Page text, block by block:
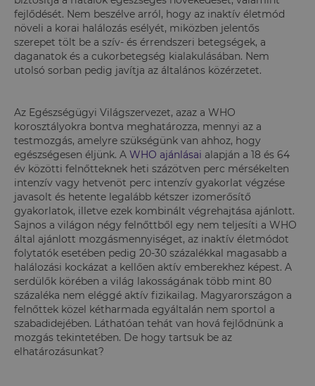
fejlődését. Nem beszélve arról, hogy az inaktív életmód
növeli a korai halálozás esélyét, miközben jelentős
szerepet tölt be a szív- és érrendszeri betegségek, a
daganatok és a cukorbetegség kialakulásában. Nem
utolsó sorban pedig javítja az általános közérzetet.
Az Egészségügyi Világszervezet, azaz a WHO
korosztályokra bontva meghatározza, mennyi az a
testmozgás, amelyre szükségünk van ahhoz, hogy
egészségesen éljünk. A WHO ajánlásai alapján a 18 és 64
év közötti felnőtteknek heti százötven perc mérsékelten
intenzív vagy hetvenöt perc intenzív gyakorlat végzése
javasolt és hetente legalább kétszer izomerősítő
gyakorlatok, illetve ezek kombinált végrehajtása ajánlott.
Sajnos a világon négy felnőttből egy nem teljesíti a WHO
által ajánlott mozgásmennyiséget, az inaktív életmódot
folytatók esetében pedig 20-30 százalékkal magasabb a
halálozási kockázat a kellően aktív emberekhez képest. A
serdülők körében a világ lakosságának több mint 80
százaléka nem eléggé aktív fizikailag. Magyarországon a
felnőttek közel kétharmada egyáltalán nem sportol a
szabadidejében. Láthatóan tehát van hová fejlődnünk a
mozgás tekintetében. De hogy tartsuk be az
elhatározásunkat?